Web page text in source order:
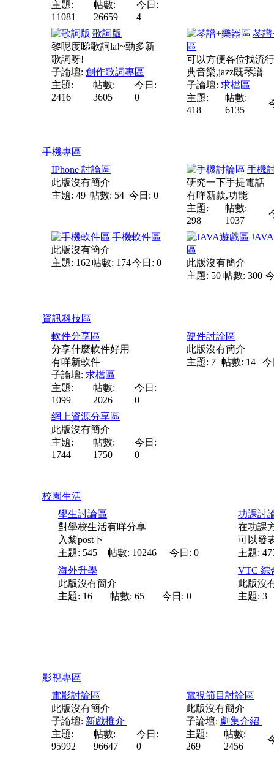
主題:
11081
帖數:
26659
今日:
4
歌詞版
黎呢度睇歌詞la!~勁多新
歌詞呀!
子論壇: 創作歌詞專區
主題:
2416
帖數:
3605
今日:
0
琴
區
可以方便各位找流
典音樂,jazz既琴譜
子論壇: 求檔區
主題:
418
帖數:
6135
手機專區
IPhone 討論區
此版沒有簡介
主題: 49 帖數: 54 今日: 0
手機
研究一下手提電話
有咩新款,功能
主題:
298
帖數:
1037
手機軟件區
此版沒有簡介
主題: 162帖數: 174今日: 0
區
此版沒有簡介
主題: 50 帖數: 300
資訊科技區
軟件分享區
分享什麼軟件好用
有咩新軟件
子論壇: 求檔區
主題:
1099
帖數:
2026
今日:
0
硬件討論區
此版沒有簡介
主題: 7 帖數: 14 今
網上資源分享區
此版沒有簡介
主題:
1744
帖數:
1750
今日:
0
校園生活
學生討論區
對學校生活有咩分享
入黎post下
主題: 545
帖數: 10246 今日: 0
功課討
在功課
可以發
主題:
海外升學
此版沒有簡介
主題: 16
帖數: 65 今日: 0
VTC 綜
此版沒
主題: 3
影視專區
電影討論區
此版沒有簡介
子論壇: 新戲推介
主題:
95992
帖數:
96647
今日:
0
電視節目討論區
此版沒有簡介
子論壇: 劇集介紹
主題:
269
帖數:
2456